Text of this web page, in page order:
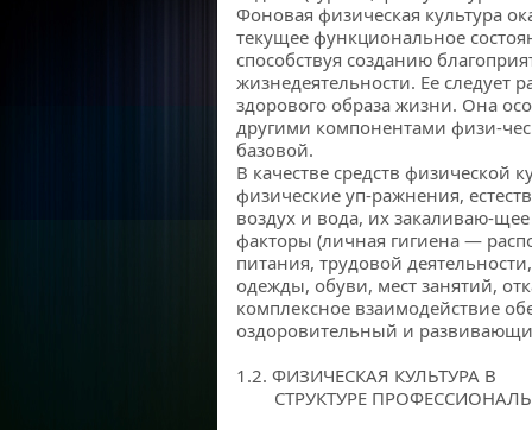
Фоновая физическая культура
текущее функциональное
способствуя созданию
жизнедеятельности. Ее следует
здорового образа жизни. Она
другими компонентами физи-
базовой.
В качестве средств физической
физические уп-ражнения,
воздух и вода, их закаливаю-
факторы (личная гигиена —
питания, трудовой
одежды, обуви, мест занятий,
комплексное взаимодействие
оздоровительный и
1.2. ФИЗИЧЕСКАЯ КУЛЬТУРА В
СТРУКТУРЕ